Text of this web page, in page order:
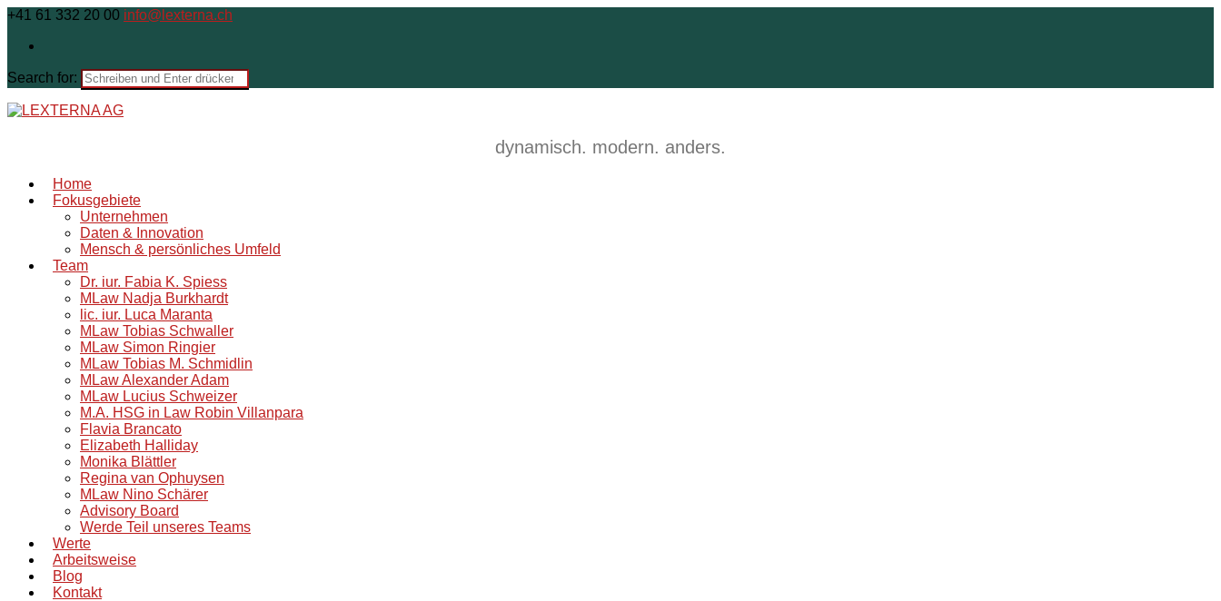
+41 61 332 20 00 info@lexterna.ch
Search for:
dynamisch. modern. anders.
Home
Fokusgebiete
Unternehmen
Daten & Innovation
Mensch & persönliches Umfeld
Team
Dr. iur. Fabia K. Spiess
MLaw Nadja Burkhardt
lic. iur. Luca Maranta
MLaw Tobias Schwaller
MLaw Simon Ringier
MLaw Tobias M. Schmidlin
MLaw Alexander Adam
MLaw Lucius Schweizer
M.A. HSG in Law Robin Villanpara
Flavia Brancato
Elizabeth Halliday
Monika Blättler
Regina van Ophuysen
MLaw Nino Schärer
Advisory Board
Werde Teil unseres Teams
Werte
Arbeitsweise
Blog
Kontakt